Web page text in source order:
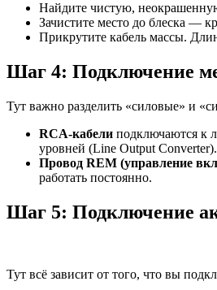
Найдите чистую,
Зачистите место до блеска —
Прикрутите кабель массы.
Шаг 4: Подключение
Тут важно разделить «силовые» и
RCA-кабели подключаются к
уровней (Line Output Converter).
Провод REM (управление
работать постоянно.
Шаг 5: Подключение
Тут всё зависит от того, что вы